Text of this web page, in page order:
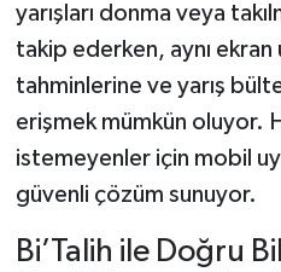
yarışları donma veya
takip ederken, aynı
tahminlerine ve yarış
erişmek mümkün oluyor.
istemeyenler için mobil
güvenli çözüm sunuyor.
Bi’Talih ile Doğru